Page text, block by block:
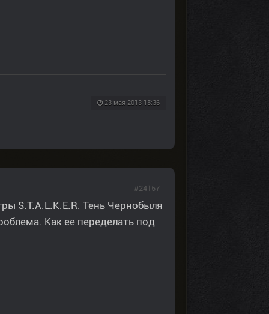
23 мая 2013 15:36
S.T.A.L.K.E.R. Тень Чернобыля
Как ее переделать под
#24157